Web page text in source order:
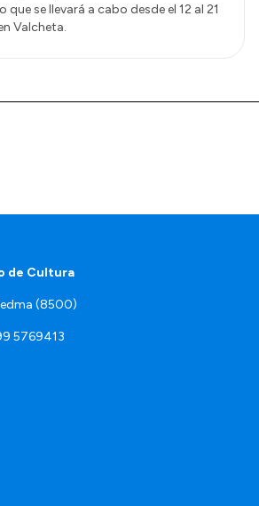
que se llevará a cabo desde el 12 al 21
Valcheta.
de Cultura
(8500)
5769413